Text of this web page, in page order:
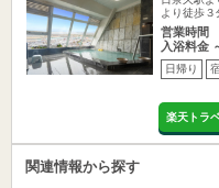
より徒歩３
営業時間
入浴料金
日帰り
楽天トラ
関連情報から探す